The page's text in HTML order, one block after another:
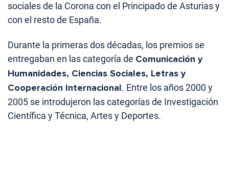
sociales de la Corona con el Principado de Asturias y
con el resto de España.
Durante la primeras dos décadas, los premios se
entregaban en las categoría de Comunicación y
Humanidades, Ciencias Sociales, Letras y
Cooperación Internacional. Entre los años 2000 y
2005 se introdujeron las categorías de Investigación
Científica y Técnica, Artes y Deportes.